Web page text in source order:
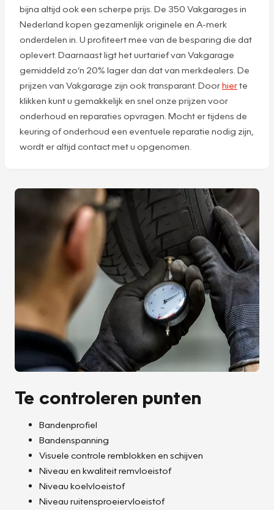
bijna altijd ook een scherpe prijs. De 350 Vakgarages in
Nederland kopen gezamenlijk originele en A-merk
onderdelen in. U profiteert mee van de besparing die dat
oplevert. Daarnaast ligt het uurtarief van Vakgarage
gemiddeld zo’n 20% lager dan dat van merkdealers. De
prijzen van Vakgarage zijn ook transparant. Doorhierte
klikken kunt u gemakkelijk en snel onze prijzen voor
onderhoud en reparaties opvragen. Mocht er tijdens de
keuring of onderhoud een eventuele reparatie nodig zijn,
wordt er altijd contact met u opgenomen.
Te controleren punten
Bandenprofiel
Bandenspanning
Visuele controle remblokken en schijven
Niveau en kwaliteit remvloeistof
Niveau koelvloeistof
Niveau ruitensproeiervloeistof